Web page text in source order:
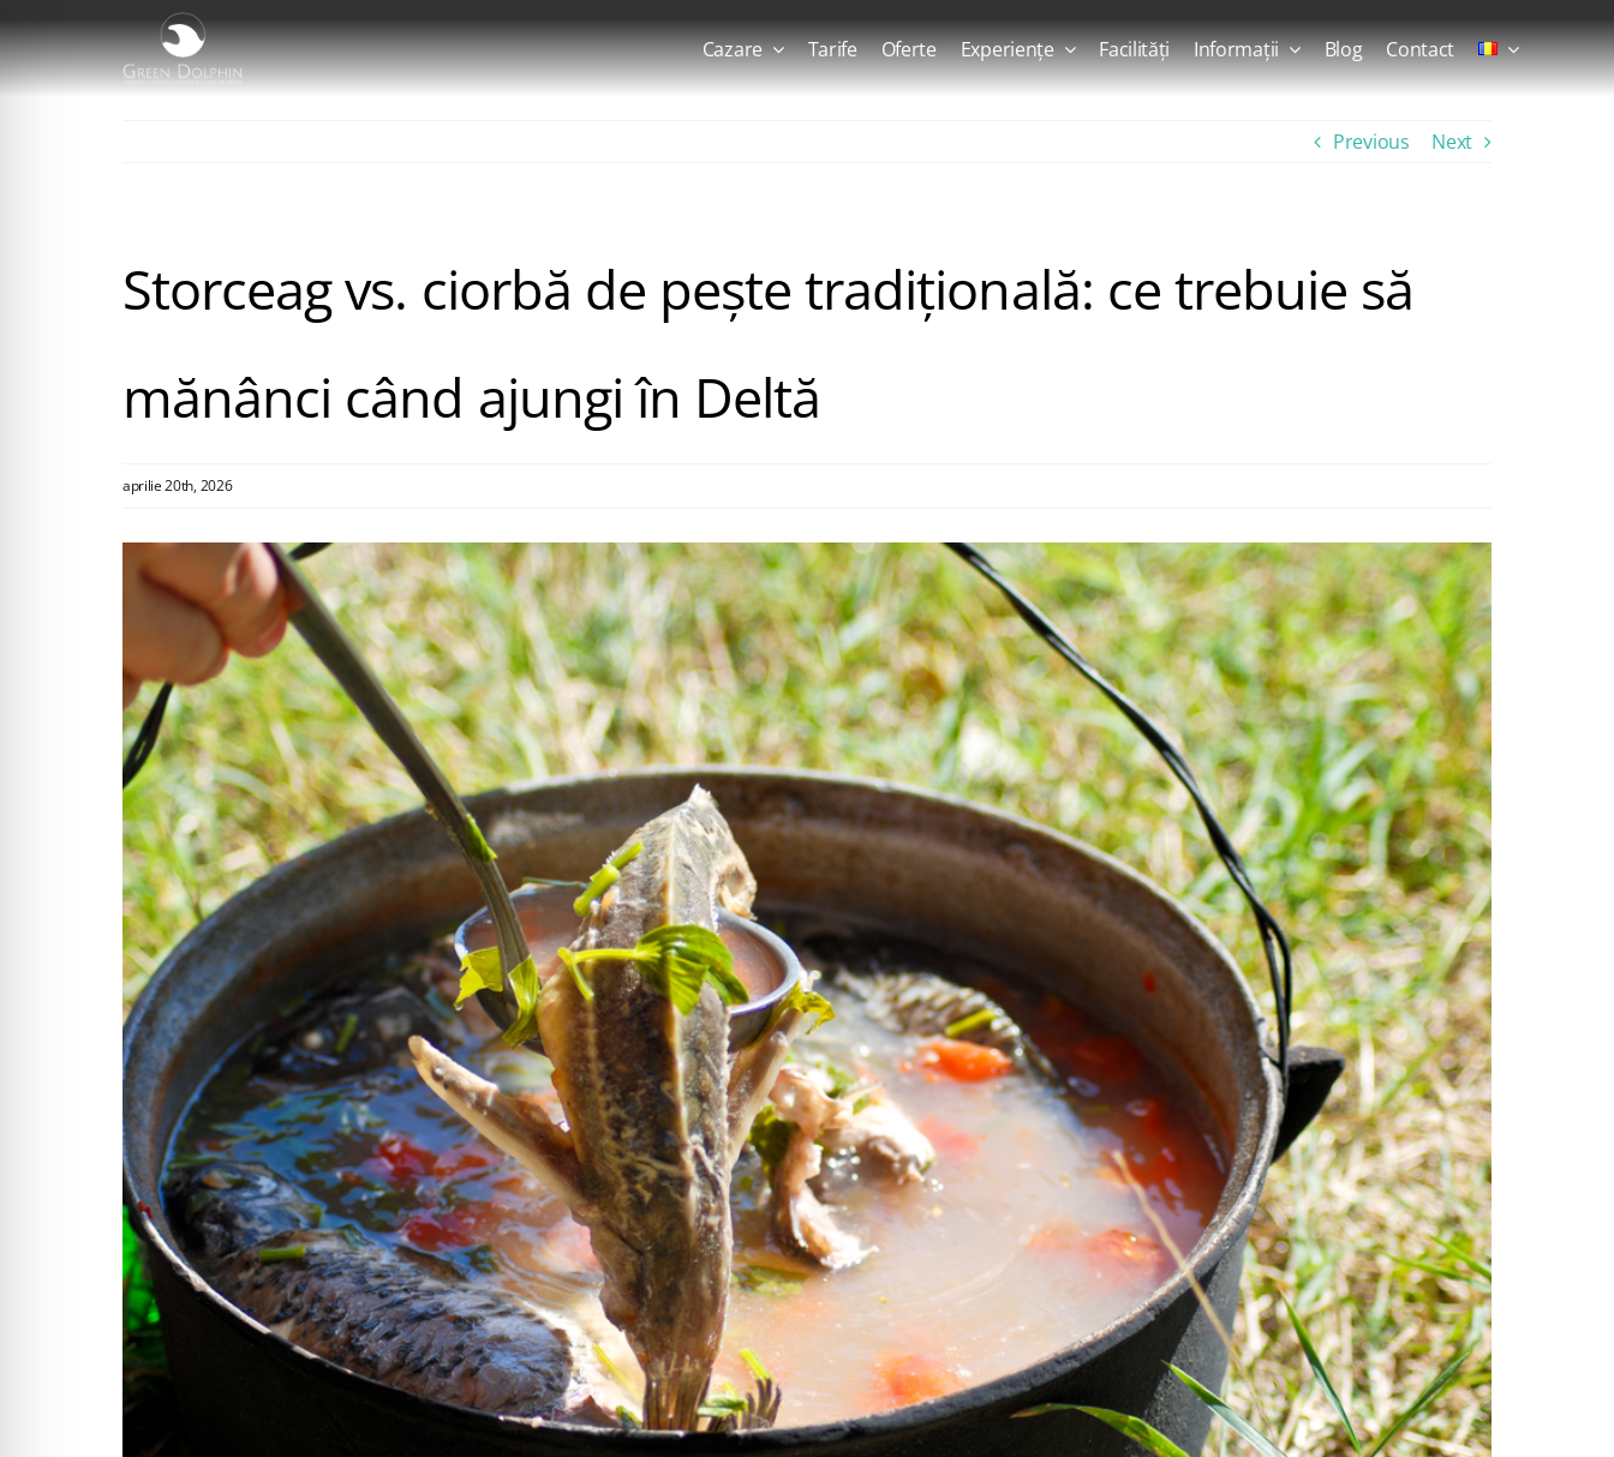
to
content
Cazare Tarife Oferte Experiențe Facilități Informații Blog Contact
Previous Next
Storceag vs. ciorbă de pește tradițională: ce trebuie să
mănânci când ajungi în Deltă
aprilie 20th, 2026
Larger